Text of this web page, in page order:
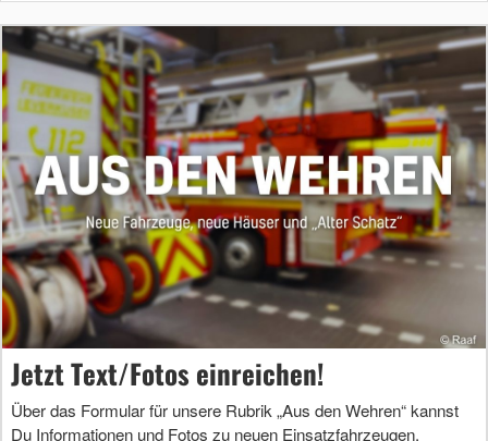
Jetzt Text/Fotos einreichen!
Über das Formular für unsere Rubrik „Aus den Wehren“ kannst
Du Informationen und Fotos zu neuen Einsatzfahrzeugen,